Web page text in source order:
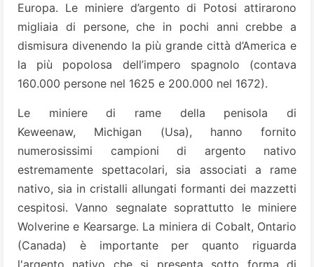
Europa. Le miniere d’argento di Potosi attirarono
migliaia di persone, che in pochi anni crebbe a
dismisura divenendo la più grande città d’America e
la più popolosa dell’impero spagnolo (contava
160.000 persone nel 1625 e 200.000 nel 1672).
Le miniere di rame della penisola di
Keweenaw, Michigan (Usa), hanno fornito
numerosissimi campioni di argento nativo
estremamente spettacolari, sia associati a rame
nativo, sia in cristalli allungati formanti dei mazzetti
cespitosi. Vanno segnalate soprattutto le miniere
Wolverine e Kearsarge. La miniera di Cobalt, Ontario
(Canada) è importante per quanto riguarda
l'argento nativo che si presenta sotto forma di